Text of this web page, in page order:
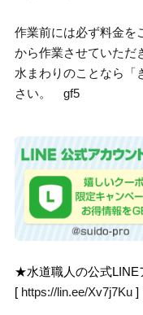
作業前には必ず料金を
から作業させていただ
水まわりのことなら「
さい。 gf5
★水道職人の公式LINE
[ https://lin.ee/Xv7j7Ku ]